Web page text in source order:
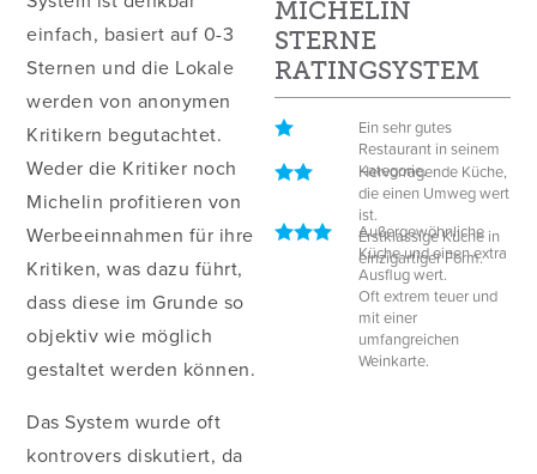
einfach, basiert auf 0-3
Sternen und die Lokale
werden von anonymen
Kritikern begutachtet.
Weder die Kritiker noch
Michelin profitieren von
Werbeeinnahmen für ihre
Kritiken, was dazu führt,
dass diese im Grunde so
objektiv wie möglich
gestaltet werden können.
Das System wurde oft
kontrovers diskutiert, da
MICHELIN
STERNE
RATINGSYSTEM
Ein sehr gutes
Restaurant in seinem
Kategorie.
Hervorragende Küche,
die einen Umweg wert
ist.
Erstklassige Küche in
einzigartiger Form.
Außergewöhnliche
Küche und einen extra
Ausflug wert.
Oft extrem teuer und
mit einer
umfangreichen
Weinkarte.